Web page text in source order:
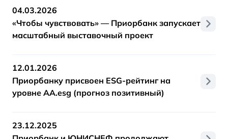
04.03.2026
«Чтобы чувствовать» — Приорбанк запускает
масштабный выставочный проект
12.01.2026
Приорбанку присвоен ESG-рейтинг на
уровне AA.esg (прогноз позитивный)
23.12.2025